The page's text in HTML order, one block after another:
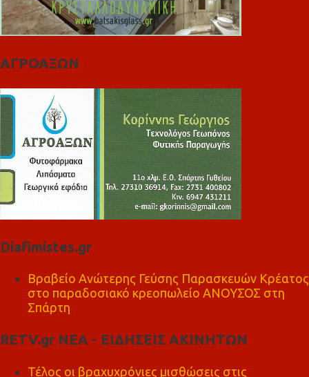
ΑΓΡΟΑΞΩΝ
Diafimistes.gr
Βραβείο Ανώτερης Γεύσης Παρασκευών Κρέατος
στο παραδοσιακό κρεοπωλείο ΑΝΟΥΣΟΣ στη
Σπάρτη
RETV.gr ΝΕΑ - ΕΙΔΗΣΕΙΣ ΑΚΙΝΗΤΩΝ
Τέλος οι βραχυχρόνιες μισθώσεις στις